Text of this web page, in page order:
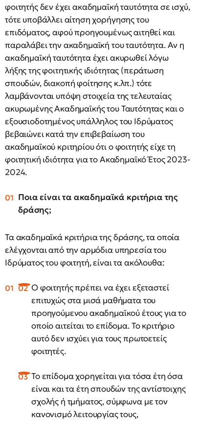
φοιτητής δεν έχει ακαδημαϊκή ταυτότητα σε ισχύ,
τότε υποβάλλει αίτηση χορήγησης του
επιδόματος, αφού προηγουμένως αιτηθεί και
παραλάβει την ακαδημαϊκή του ταυτότητα. Αν η
ακαδημαϊκή ταυτότητα έχει ακυρωθεί λόγω
λήξης της φοιτητικής ιδιότητας (περάτωση
σπουδών, διακοπή φοίτησης κ.λπ.) τότε
λαμβάνονται υπόψη στοιχεία της τελευταίας
ακυρωμένης Ακαδημαϊκής του Ταυτότητας και ο
εξουσιοδοτημένος υπάλληλος του Ιδρύματος
βεβαιώνει κατά την επιβεβαίωση του
ακαδημαϊκού κριτηρίου ότι ο φοιτητής είχε τη
φοιτητική ιδιότητα για το Ακαδημαϊκό Έτος 2023-
2024.
Ποια είναι τα ακαδημαϊκά κριτήρια της
δράσης;
Τα ακαδημαϊκά κριτήρια της δράσης, τα οποία
ελέγχονται από την αρμόδια υπηρεσία του
Ιδρύματος του φοιτητή, είναι τα ακόλουθα:
O φοιτητής πρέπει να έχει εξεταστεί
επιτυχώς στα μισά μαθήματα του
προηγούμενου ακαδημαϊκού έτους για το
οποίο αιτείται το επίδομα. Το κριτήριο
αυτό δεν ισχύει για τους πρωτοετείς
φοιτητές.
Το επίδομα χορηγείται για τόσα έτη όσα
είναι και τα έτη σπουδών της αντίστοιχης
σχολής ή τμήματος, σύμφωνα με τον
κανονισμό λειτουργίας τους,